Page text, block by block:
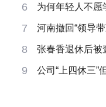
6 为何年轻人不愿
7 河南撤回“领导
8 张春香退休后被
9 公司“上四休三”